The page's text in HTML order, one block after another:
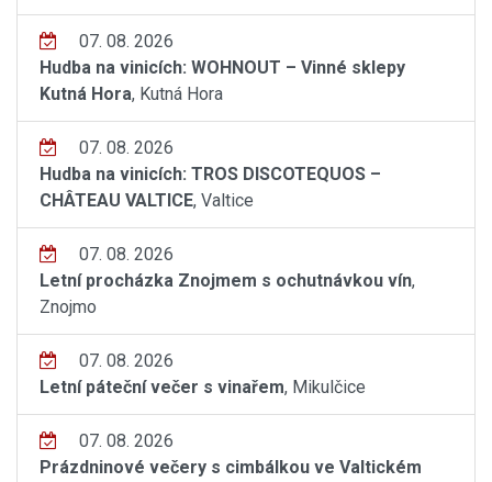
07. 08. 2026
Hudba na vinicích: WOHNOUT – Vinné sklepy
Kutná Hora, Kutná Hora
07. 08. 2026
Hudba na vinicích: TROS DISCOTEQUOS –
CHÂTEAU VALTICE, Valtice
07. 08. 2026
Letní procházka Znojmem s ochutnávkou vín,
Znojmo
07. 08. 2026
Letní páteční večer s vinařem, Mikulčice
07. 08. 2026
Prázdninové večery s cimbálkou ve Valtickém